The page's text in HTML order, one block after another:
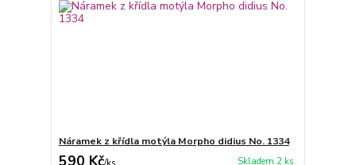
Náramek z křídla motýla Morpho didius No. 1334
Skladem 2 ks